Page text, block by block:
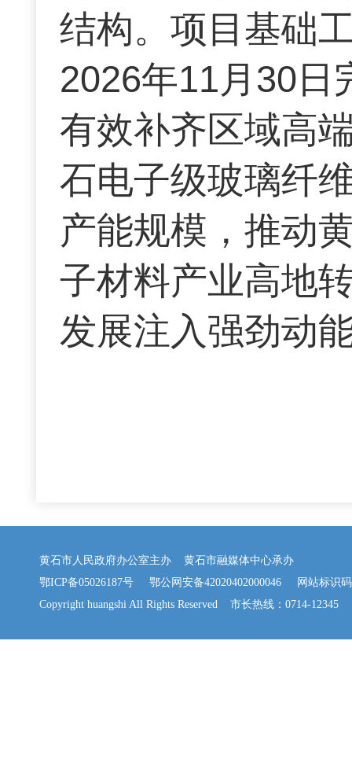
结构。项目基础
2026年11月30日
有效补齐区域高
石电子级玻璃纤
产能规模，推动
子材料产业高地
发展注入强劲动
黄石市人民政府办公室主办 黄石市融媒体中心承办
鄂ICP备05026187号
鄂公网安备42020402000046 网站标识码
Copyright huangshi All Rights Reserved 市长热线：0714-12345